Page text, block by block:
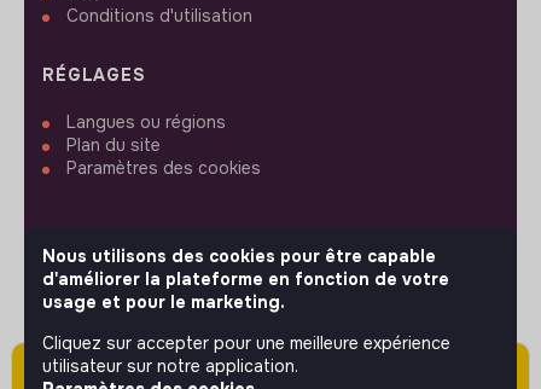
Attention cette annonce a été publiée il y a
Conditions d'utilisation
RÉGLAGES
Langues ou régions
Plan du site
Paramètres des cookies
SUIVEZ-NOUS
Nous utilisons des cookies pour être capable
d'améliorer la plateforme en fonction de votre
usage et pour le marketing.
Cliquez sur accepter pour une meilleure expérience
utilisateur sur notre application.